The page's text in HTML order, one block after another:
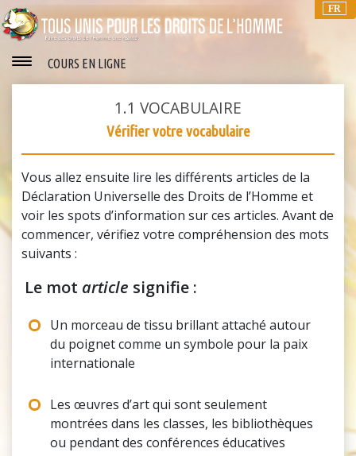
FR
COURS EN LIGNE
1.1 VOCABULAIRE
Vérifier votre vocabulaire
Vous allez ensuite lire les différents articles de la
Déclaration Universelle des Droits de l’Homme et
voir les spots d’information sur ces articles. Avant de
commencer, vérifiez votre compréhension des mots
suivants :
Le mot article signifie :
Un morceau de tissu brillant attaché autour
du poignet comme un symbole pour la paix
internationale
Les œuvres d’art qui sont seulement
montrées dans les classes, les bibliothèques
ou pendant des conférences éducatives